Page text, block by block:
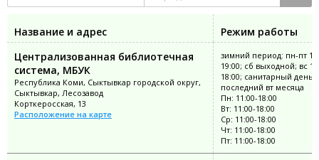
Название и адрес
Режим работы
Централизованная библиотечная
система, МБУК
Республика Коми, Сыктывкар городской округ,
Сыктывкар, Лесозавод
Корткеросская, 13
Расположение на карте
зимний период: пн-пт
19:00; сб выходной; вс
18:00; санитарный день:
последний вт месяца
Пн: 11:00-18:00
Вт: 11:00-18:00
Ср: 11:00-18:00
Чт: 11:00-18:00
Пт: 11:00-18:00